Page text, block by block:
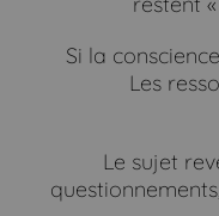
Si la
Les
Le sujet